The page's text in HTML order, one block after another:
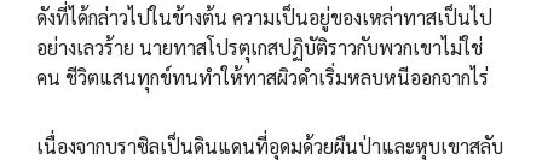
ดังที่ได้กล่าวไปในข้างต้น ความเป็นอยู่ของเหล่าทาสเป็นไป
อย่างเลวร้าย นายทาสโปรตุเกสปฏิบัติราวกับพวกเขาไม่ใช่
คน ชีวิตแสนทุกข์ทนทำให้ทาสผิวดำเริ่มหลบหนีออกจากไร่
เนื่องจากบราซิลเป็นดินแดนที่อุดมด้วยผืนป่าและหุบเขาสลับ